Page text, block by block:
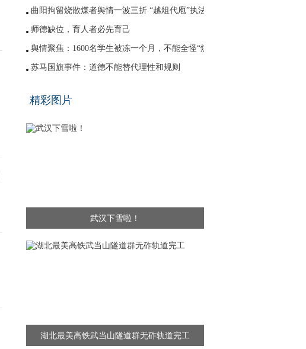
曲阳拘留烧散煤者舆情一波三折 “越俎代庖”执法引质疑
师德缺位，育人者必先育己
舆情聚焦：1600名学生被冻一个月，不能全怪“煤改气”
苏马国旗事件：道德不能替代理性和规则
精彩图片
武汉下雪啦！
湖北最美高铁武当山隧道群无砟轨道完工